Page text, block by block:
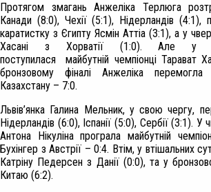
Протягом змагань Анжеліка Терлюга
Канади (8:0), Чехії (5:1), Нідерландів (4:1),
каратистку з Єгипту Ясмін Аттіа (3:1), а у
Хасані з Хорватії (1:0). Але у
поступилася майбутній чемпіонці Тарават
бронзовому фіналі Анжеліка
Казахстану – 7:0.
Львів’янка Галина Мельник, у свою чергу,
Нідерландів (6:0), Іспанії (5:0), Сербії (3:1). У
Антона Нікуліна програла майбутній
Бухінгер з Австрії – 0:4. Втім, у втішальних
Катріну Педерсен з Данії (0:0), та у
Китаю (6:2).